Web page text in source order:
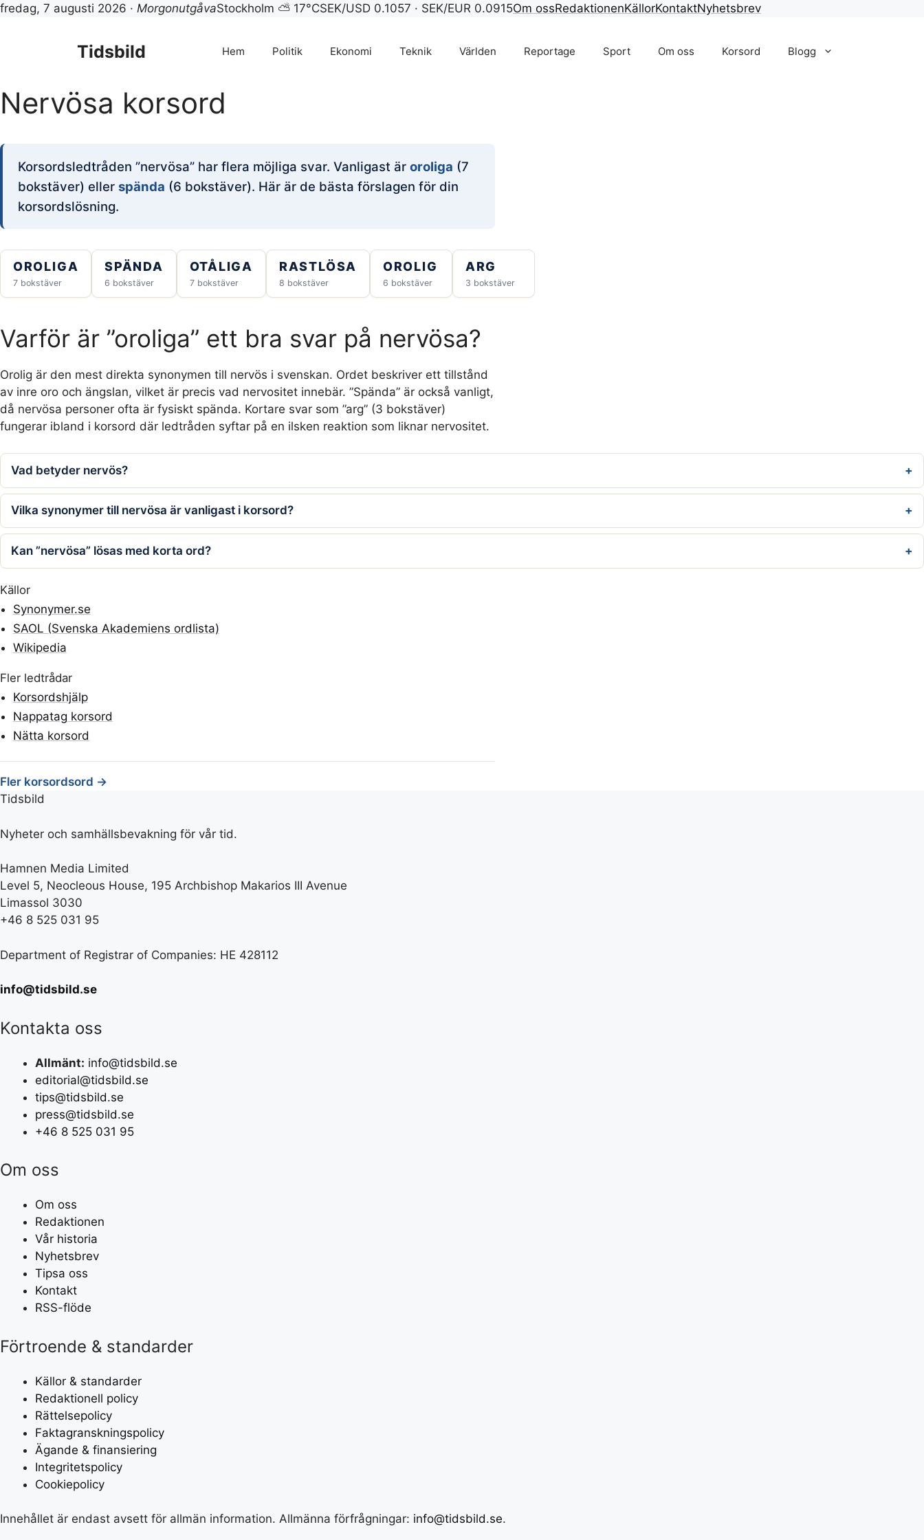
fredag, 7 augusti 2026 · MorgonutgåvaStockholm ⛅ 17°CSEK/USD 0.1057 · SEK/EUR 0.0915Om ossRedaktionenKällorKontaktNyhetsbrev
Tidsbild Hem Politik Ekonomi Teknik Världen Reportage Sport Om oss Korsord Blogg
Nervösa korsord
Korsordsledtråden ”nervösa” har flera möjliga svar. Vanligast äroroliga (7
bokstäver) ellerspända (6 bokstäver). Här är de bästa förslagen för din
korsordslösning.
OROLIGA
7 bokstäver
SPÄNDA
6 bokstäver
OTÅLIGA
7 bokstäver
RASTLÖSA
8 bokstäver
OROLIG
6 bokstäver
ARG
3 bokstäver
Varför är ”oroliga” ett bra svar på nervösa?
Orolig är den mest direkta synonymen till nervös i svenskan. Ordet beskriver ett tillstånd
av inre oro och ängslan, vilket är precis vad nervositet innebär. ”Spända” är också vanligt,
då nervösa personer ofta är fysiskt spända. Kortare svar som ”arg” (3 bokstäver)
fungerar ibland i korsord där ledtråden syftar på en ilsken reaktion som liknar nervositet.
Vad betyder nervös?
Vilka synonymer till nervösa är vanligast i korsord?
Kan ”nervösa” lösas med korta ord?
Källor
Synonymer.se
SAOL (Svenska Akademiens ordlista)
Wikipedia
Fler ledtrådar
Korsordshjälp
Nappatag korsord
Nätta korsord
Fler korsordsord →
Tidsbild
Nyheter och samhällsbevakning för vår tid.
Hamnen Media Limited
Level 5, Neocleous House, 195 Archbishop Makarios III Avenue
Limassol 3030
+46 8 525 031 95
Department of Registrar of Companies: HE 428112
info@tidsbild.se
Kontakta oss
Allmänt: info@tidsbild.se
editorial@tidsbild.se
tips@tidsbild.se
press@tidsbild.se
+46 8 525 031 95
Om oss
Om oss
Redaktionen
Vår historia
Nyhetsbrev
Tipsa oss
Kontakt
RSS-flöde
Förtroende & standarder
Källor & standarder
Redaktionell policy
Rättelsepolicy
Faktagranskningspolicy
Ägande & finansiering
Integritetspolicy
Cookiepolicy
Innehållet är endast avsett för allmän information. Allmänna förfrågningar: info@tidsbild.se.